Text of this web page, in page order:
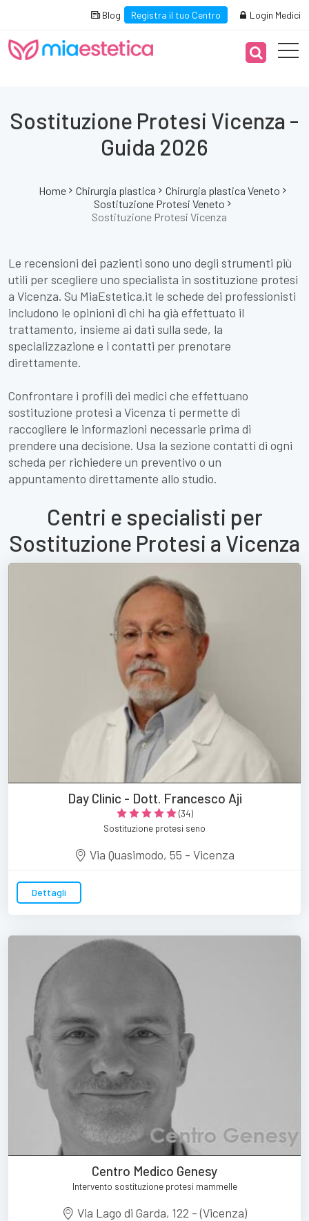
Blog Registra il tuo Centro Login Medici
Sostituzione Protesi Vicenza -
Guida 2026
Home Chirurgia plastica
Chirurgia plastica Veneto
Sostituzione Protesi Veneto
Sostituzione Protesi Vicenza
Le recensioni dei pazienti sono uno degli strumenti più
utili per scegliere uno specialista in sostituzione protesi
a Vicenza. Su MiaEstetica.it le schede dei professionisti
includono le opinioni di chi ha già effettuato il
trattamento, insieme ai dati sulla sede, la
specializzazione e i contatti per prenotare
direttamente.
Confrontare i profili dei medici che effettuano
sostituzione protesi a Vicenza ti permette di
raccogliere le informazioni necessarie prima di
prendere una decisione. Usa la sezione contatti di ogni
scheda per richiedere un preventivo o un
appuntamento direttamente allo studio.
Centri e specialisti per
Sostituzione Protesi a Vicenza
Day Clinic - Dott. Francesco Aji
(34)
Sostituzione protesi seno
Via Quasimodo, 55 - Vicenza
Dettagli
Centro Medico Genesy
Intervento sostituzione protesi mammelle
Via Lago di Garda, 122 - (Vicenza)